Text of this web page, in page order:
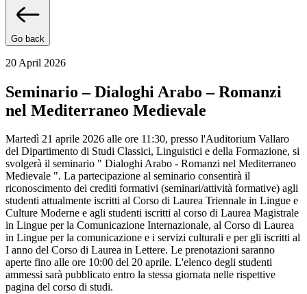
Go back
20 April 2026
Seminario – Dialoghi Arabo – Romanzi
nel Mediterraneo Medievale
Martedì 21 aprile 2026 alle ore 11:30, presso l'Auditorium Vallaro
del Dipartimento di Studi Classici, Linguistici e della Formazione, si
svolgerà il seminario " Dialoghi Arabo - Romanzi nel Mediterraneo
Medievale ". La partecipazione al seminario consentirà il
riconoscimento dei crediti formativi (seminari/attività formative) agli
studenti attualmente iscritti al Corso di Laurea Triennale in Lingue e
Culture Moderne e agli studenti iscritti al corso di Laurea Magistrale
in Lingue per la Comunicazione Internazionale, al Corso di Laurea
in Lingue per la comunicazione e i servizi culturali e per gli iscritti al
I anno del Corso di Laurea in Lettere. Le prenotazioni saranno
aperte fino alle ore 10:00 del 20 aprile. L'elenco degli studenti
ammessi sarà pubblicato entro la stessa giornata nelle rispettive
pagina del corso di studi.